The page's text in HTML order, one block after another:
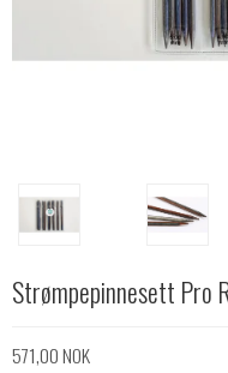
Strømpepinnesett Pro
571,00 NOK